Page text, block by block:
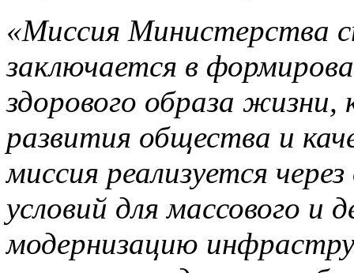
«Миссия Министерства
заключается в
здорового образа жизни,
развития общества и
миссия реализуется
условий для массового и
модернизацию